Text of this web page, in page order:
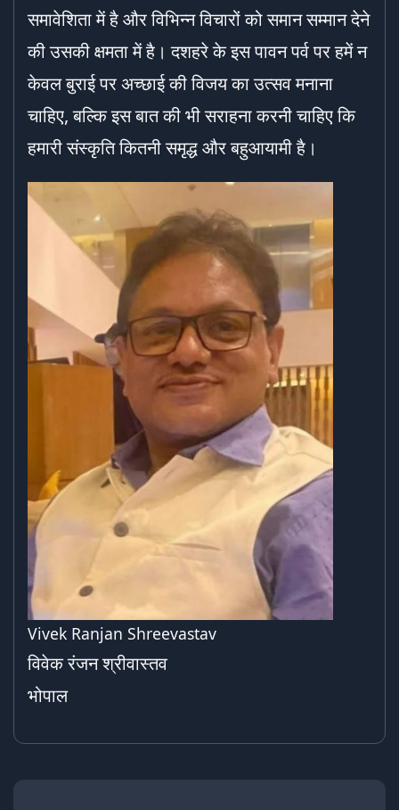
समावेशिता में है और विभिन्न विचारों को समान सम्मान देने
की उसकी क्षमता में है। दशहरे के इस पावन पर्व पर हमें न
केवल बुराई पर अच्छाई की विजय का उत्सव मनाना
चाहिए, बल्कि इस बात की भी सराहना करनी चाहिए कि
हमारी संस्कृति कितनी समृद्ध और बहुआयामी है।
Vivek Ranjan Shreevastav
विवेक रंजन श्रीवास्तव
भोपाल